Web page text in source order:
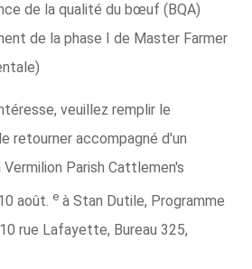
de la qualité du bœuf (BQA)
de la phase I de Master Farmer
veuillez remplir le
retourner accompagné d'un
Parish Cattlemen's
août. e à Stan Dutile, Programme
rue Lafayette, Bureau 325,